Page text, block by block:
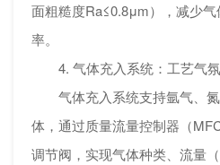
面粗糙度Ra≤0.8μm），减少
率。
4. 气体充入系统：工艺气
气体充入系统支持氩气、
体，通过质量流量控制器（
调节阀，实现气体种类、流量